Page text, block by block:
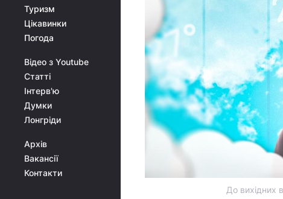
Туризм
Цікавинки
Погода
Відео з Youtube
Статті
Інтерв'ю
Думки
Лонгріди
Архів
Вакансії
Контакти
До вихідних